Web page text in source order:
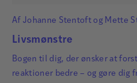
Af Johanne Stentoft og Mette
Livsmønstre
Bogen til dig, der ønsker at
reaktioner bedre – og gøre dig